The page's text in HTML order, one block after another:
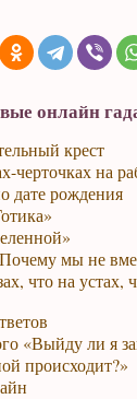
онлайн
крест
черточках на
дате рождения
мы не
что на устах,
«Выйду ли я
происходит?»